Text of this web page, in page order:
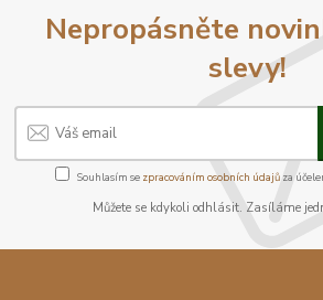
Nepropásněte
slevy!
Souhlasím se zpracováním osobních údajůza
Můžete se kdykoli odhlásit. Zasíláme